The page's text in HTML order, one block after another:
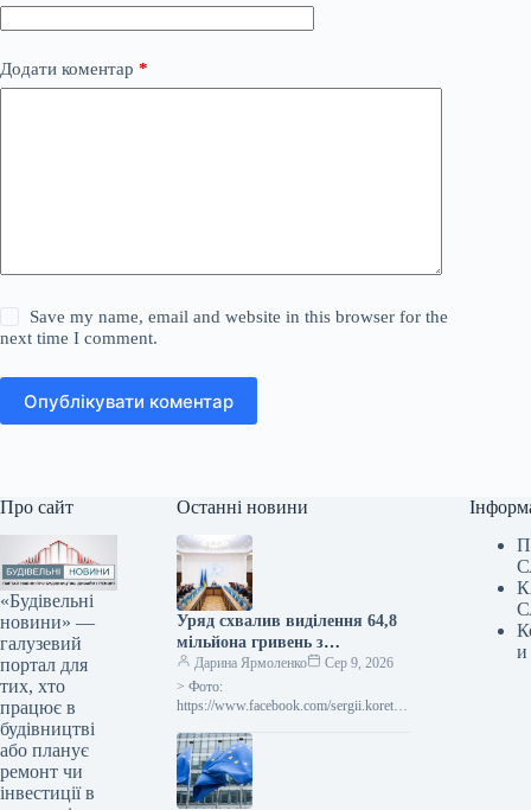
Додати коментар *
Save my name, email and website in this browser for the
next time I comment.
Опублікувати коментар
Про сайт
«Будівельні
новини» —
галузевий
портал для
тих, хто
працює в
будівництві
або планує
ремонт чи
інвестиції в
Останні новини
Уряд схвалив виділення 64,8
мільйона гривень з
державного бюджету для
відновлювальних робіт та
подолання наслідків війни.
Дарина Ярмоленко
Сер 9, 2026
> Фото:
https://www.facebook.com/sergii.koretsk
виділення коштів, запланованих у
державному бюджеті на 2026 рік для
фінансування регіональної політики,
з…
и